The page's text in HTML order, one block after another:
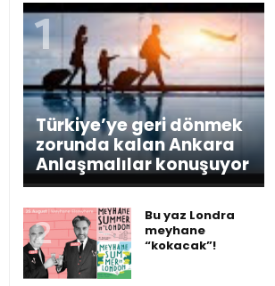
Türkiye’ye geri dönmek
zorunda kalan Ankara
Anlaşmalılar konuşuyor
Bu yaz Londra
meyhane
“kokacak”!